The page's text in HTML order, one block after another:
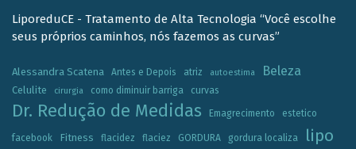
LiporeduCE - Tratamento de Alta Tecnologia “Você escolhe
seus próprios caminhos, nós fazemos as curvas”
Alessandra Scatena Antes e Depois atriz autoestima Beleza
Celulite cirurgia como diminuir barriga curvas
Dr. Redução de Medidas Emagrecimento estetico
facebook Fitness flacidez flaciez GORDURA gordura localiza lipo